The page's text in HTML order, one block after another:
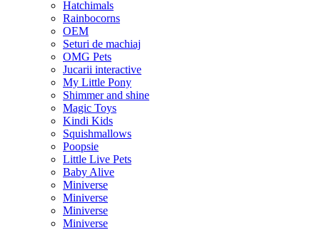
Hatchimals
Rainbocorns
OEM
Seturi de machiaj
OMG Pets
Jucarii interactive
My Little Pony
Shimmer and shine
Magic Toys
Kindi Kids
Squishmallows
Poopsie
Little Live Pets
Baby Alive
Miniverse
Miniverse
Miniverse
Miniverse